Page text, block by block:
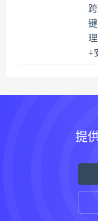
+
提